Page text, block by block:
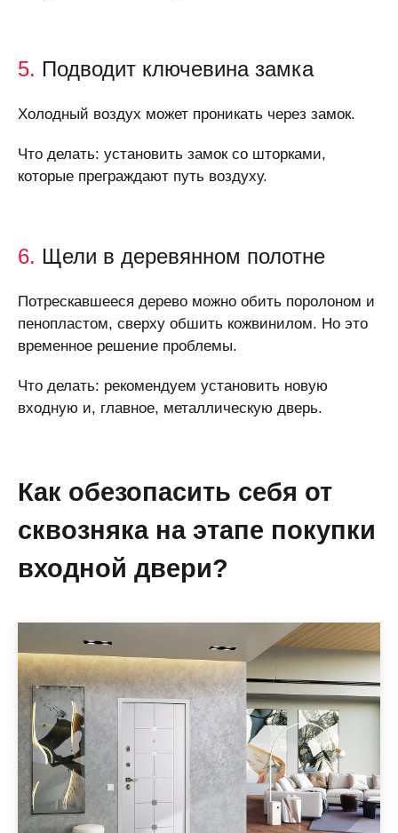
5. Подводит ключевина замка
Холодный воздух может проникать через замок.
Что делать: установить замок со шторками,
которые преграждают путь воздуху.
6. Щели в деревянном полотне
Потрескавшееся дерево можно обить поролоном и
пенопластом, сверху обшить кожвинилом. Но это
временное решение проблемы.
Что делать: рекомендуем установить новую
входную и, главное, металлическую дверь.
Как обезопасить себя от
сквозняка на этапе покупки
входной двери?